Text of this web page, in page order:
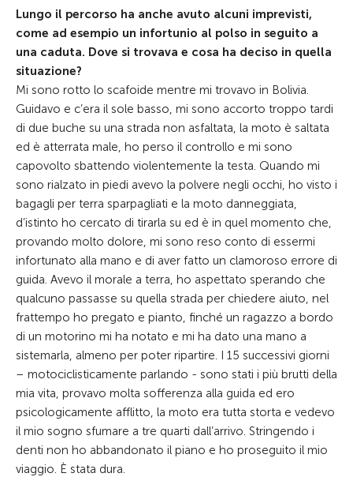
Lungo il percorso ha anche avuto alcuni imprevisti,
come ad esempio un infortunio al polso in seguito a
una caduta. Dove si trovava e cosa ha deciso in quella
situazione?
Mi sono rotto lo scafoide mentre mi trovavo in Bolivia.
Guidavo e c’era il sole basso, mi sono accorto troppo tardi
di due buche su una strada non asfaltata, la moto è saltata
ed è atterrata male, ho perso il controllo e mi sono
capovolto sbattendo violentemente la testa. Quando mi
sono rialzato in piedi avevo la polvere negli occhi, ho visto i
bagagli per terra sparpagliati e la moto danneggiata,
d’istinto ho cercato di tirarla su ed è in quel momento che,
provando molto dolore, mi sono reso conto di essermi
infortunato alla mano e di aver fatto un clamoroso errore di
guida. Avevo il morale a terra, ho aspettato sperando che
qualcuno passasse su quella strada per chiedere aiuto, nel
frattempo ho pregato e pianto, finché un ragazzo a bordo
di un motorino mi ha notato e mi ha dato una mano a
sistemarla, almeno per poter ripartire. I 15 successivi giorni
– motociclisticamente parlando - sono stati i più brutti della
mia vita, provavo molta sofferenza alla guida ed ero
psicologicamente afflitto, la moto era tutta storta e vedevo
il mio sogno sfumare a tre quarti dall’arrivo. Stringendo i
denti non ho abbandonato il piano e ho proseguito il mio
viaggio. È stata dura.